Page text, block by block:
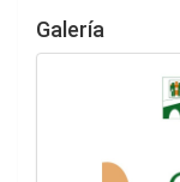
Galería